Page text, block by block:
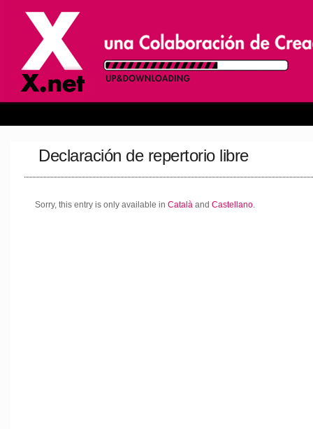
Declaración de repertorio libre
Sorry, this entry is only available in Català and Castellano.